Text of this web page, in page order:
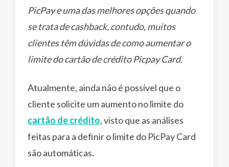
PicPay e uma das melhores opções quando
se trata de cashback, contudo, muitos
clientes têm dúvidas de como aumentar o
limite do cartão de crédito Picpay Card.
Atualmente, ainda não é possível que o
cliente solicite um aumento no limite do
cartão de crédito, visto que as análises
feitas para a definir o limite do PicPay Card
são automáticas.